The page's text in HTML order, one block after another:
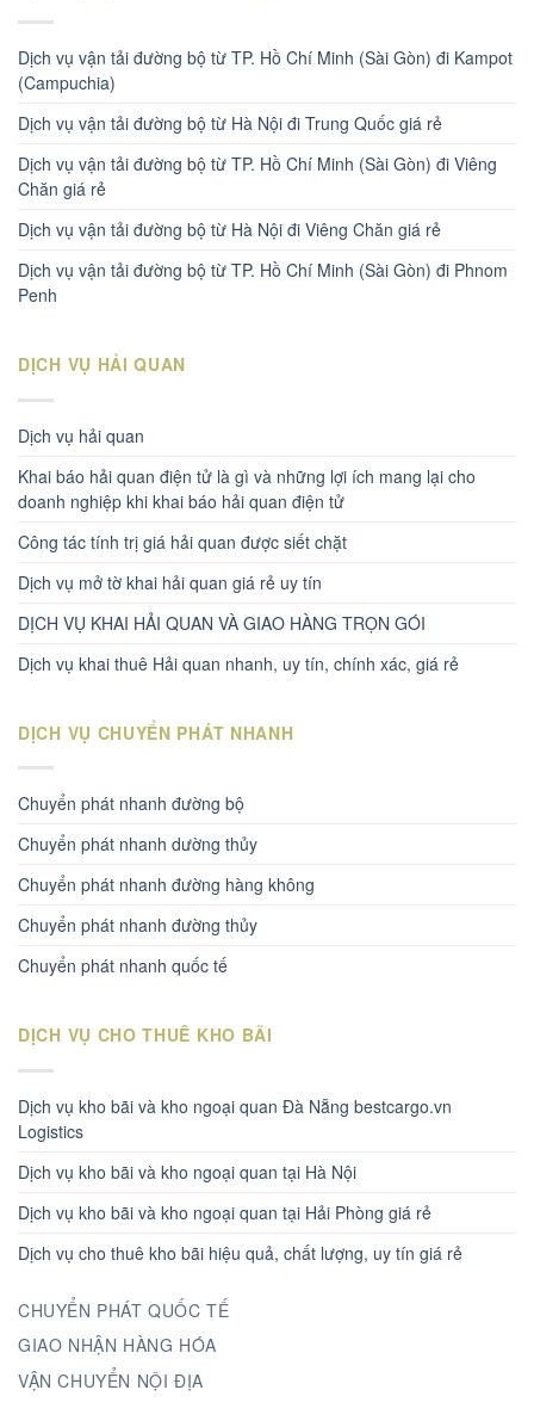
Dịch vụ vận tải đường bộ từ TP. Hồ Chí Minh (Sài Gòn) đi Kampot
(Campuchia)
Dịch vụ vận tải đường bộ từ Hà Nội đi Trung Quốc giá rẻ
Dịch vụ vận tải đường bộ từ TP. Hồ Chí Minh (Sài Gòn) đi Viêng
Chăn giá rẻ
Dịch vụ vận tải đường bộ từ Hà Nội đi Viêng Chăn giá rẻ
Dịch vụ vận tải đường bộ từ TP. Hồ Chí Minh (Sài Gòn) đi Phnom
Penh
DỊCH VỤ HẢI QUAN
Dịch vụ hải quan
Khai báo hải quan điện tử là gì và những lợi ích mang lại cho
doanh nghiệp khi khai báo hải quan điện tử
Công tác tính trị giá hải quan được siết chặt
Dịch vụ mở tờ khai hải quan giá rẻ uy tín
DỊCH VỤ KHAI HẢI QUAN VÀ GIAO HÀNG TRỌN GÓI
Dịch vụ khai thuê Hải quan nhanh, uy tín, chính xác, giá rẻ
DỊCH VỤ CHUYỂN PHÁT NHANH
Chuyển phát nhanh đường bộ
Chuyển phát nhanh dường thủy
Chuyển phát nhanh đường hàng không
Chuyển phát nhanh đường thủy
Chuyển phát nhanh quốc tế
DỊCH VỤ CHO THUÊ KHO BÃI
Dịch vụ kho bãi và kho ngoại quan Đà Nẵng bestcargo.vn
Logistics
Dịch vụ kho bãi và kho ngoại quan tại Hà Nội
Dịch vụ kho bãi và kho ngoại quan tại Hải Phòng giá rẻ
Dịch vụ cho thuê kho bãi hiệu quả, chất lượng, uy tín giá rẻ
CHUYỂN PHÁT QUỐC TẾ
GIAO NHẬN HÀNG HÓA
VẬN CHUYỂN NỘI ĐỊA